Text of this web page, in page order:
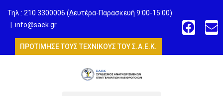
Τηλ.: 210 3300006 (Δευτέρα-Παρασκευή 9:00-15:00)
info@saek.gr
ΠΡΟΤΙΜΗΣΕ ΤΟΥΣ ΤΕΧΝΙΚΟΥΣ ΤΟΥ Σ.Α.Ε.Κ.